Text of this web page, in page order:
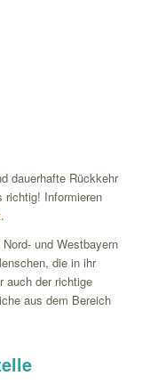
dauerhafte Rückkehr
richtig! Informieren
.
und Westbayern
die in ihr
auch der richtige
aus dem Bereich